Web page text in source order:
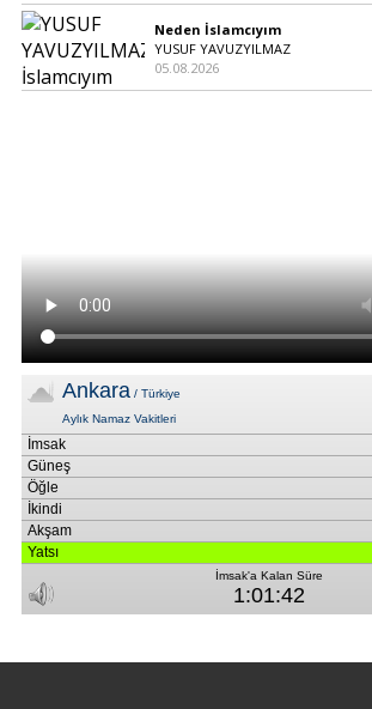
Neden İslamcıyım
YUSUF YAVUZYILMAZ
05.08.2026